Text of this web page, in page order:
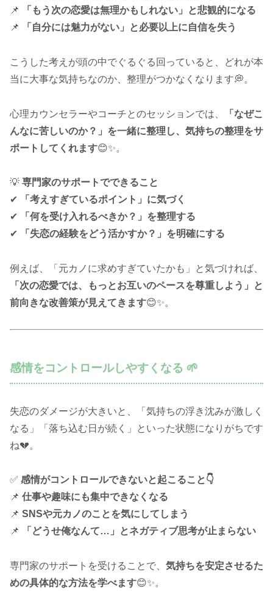
📌
「もう次の恋愛は無理かもしれない」と悲観的になる
📌
「自分には魅力がない」と必要以上に自信を失う
こうした考えが頭の中でぐるぐる回っていると、どれが本
当に大事な気持ちなのか、整理がつかなくなります💭。
心理カウンセラーやコーチとのセッションでは、
「なぜこ
んなに苦しいのか？」を一緒に整理し、気持ちの整理をサ
ポートしてくれます😊✨。
💡 専門家のサポートでできること
✔
「考えすぎているポイント」に気づく
✔
「何を受け入れるべきか？」を整理する
✔
「失恋の経験をどう活かすか？」を明確にする
例えば、「元カノに求めすぎていたかも」と気づければ、
「次の恋愛では、もっとお互いのペースを尊重しよう」と
前向きな改善策が見えてきます😊✨。
感情をコントロールしやすくなる 🌱
失恋のダメージが大きいと、「気持ちの浮き沈みが激しく
なる」「落ち込む日が続く」といった状態になりがちです
ね💔。
✅ 感情がコントロールできないと起こること👇
📌 仕事や趣味にも集中できなくなる
📌 SNSや元カノのことを気にしてしまう
📌
「どうせ俺なんて…」とネガティブ思考が止まらない
専門家のサポートを受けることで、 気持ちを安定させるた
めの具体的な方法を学べます😊✨。